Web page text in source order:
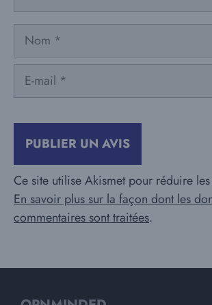
Nom
mail
Ce site utilise Akismet pour réduire
En savoir plus sur la façon dont les
commentaires sont traitées.